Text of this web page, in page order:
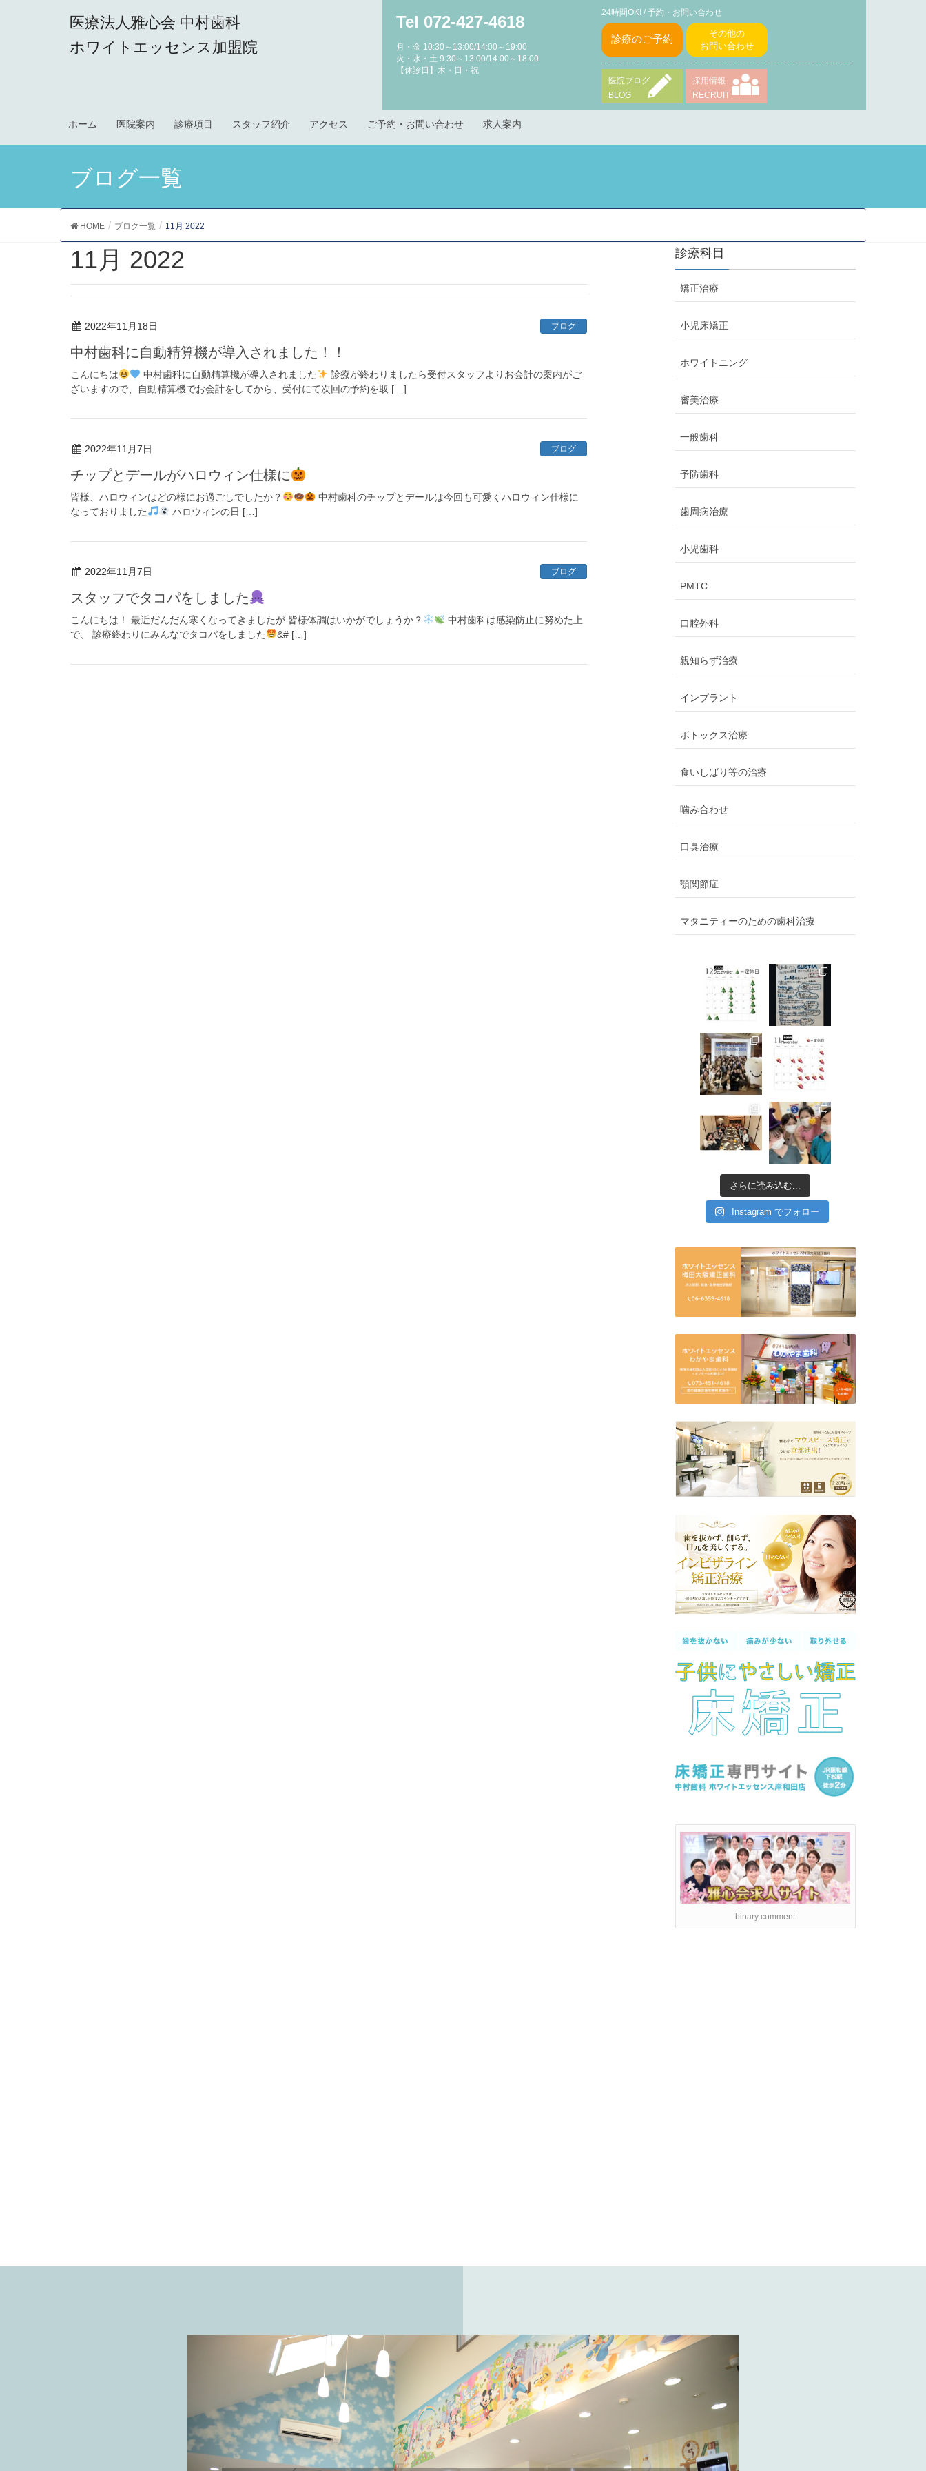
医療法人雅心会 中村歯科
ホワイトエッセンス加盟院
Tel 072-427-4618
月・金 10:30～13:00/14:00～19:00
火・水・土 9:30～13:00/14:00～18:00
【休診日】木・日・祝
24時間OK! / 予約・お問い合わせ
診療のご予約
その他の
お問い合わせ
医院ブログ
BLOG
採用情報
RECRUIT
ホーム 医院案内 診療項目 スタッフ紹介 アクセス ご予約・お問い合わせ 求人案内
ブログ一覧
HOME ブログ一覧 11月 2022
11月 2022
2022年11月18日 ブログ
中村歯科に自動精算機が導入されました！！
こんにちは 中村歯科に自動精算機が導入されました
診療が終わりましたら受付スタッフよりお会計の案内がご
ざいますので、自動精算機でお会計をしてから、受付にて次回の予約を取 […]
2022年11月7日 ブログ
チップとデールがハロウィン仕様に
皆様、ハロウィンはどの様にお過ごしでしたか？
中村歯科のチップとデールは今回も可愛くハロウィン仕様に
なっておりました
ハロウィンの日 […]
2022年11月7日 ブログ
スタッフでタコパをしました
こんにちは！ 最近だんだん寒くなってきましたが 皆様体調はいかがでしょうか？
中村歯科は感染防止に努めた上
で、 診療終わりにみんなでタコパをしました
&# […]
診療科目
矯正治療
小児床矯正
ホワイトニング
審美治療
一般歯科
予防歯科
歯周病治療
小児歯科
PMTC
口腔外科
親知らず治療
インプラント
ボトックス治療
食いしばり等の治療
噛み合わせ
口臭治療
顎関節症
マタニティーのための歯科治療
さらに読み込む...
Instagram でフォロー
binary comment